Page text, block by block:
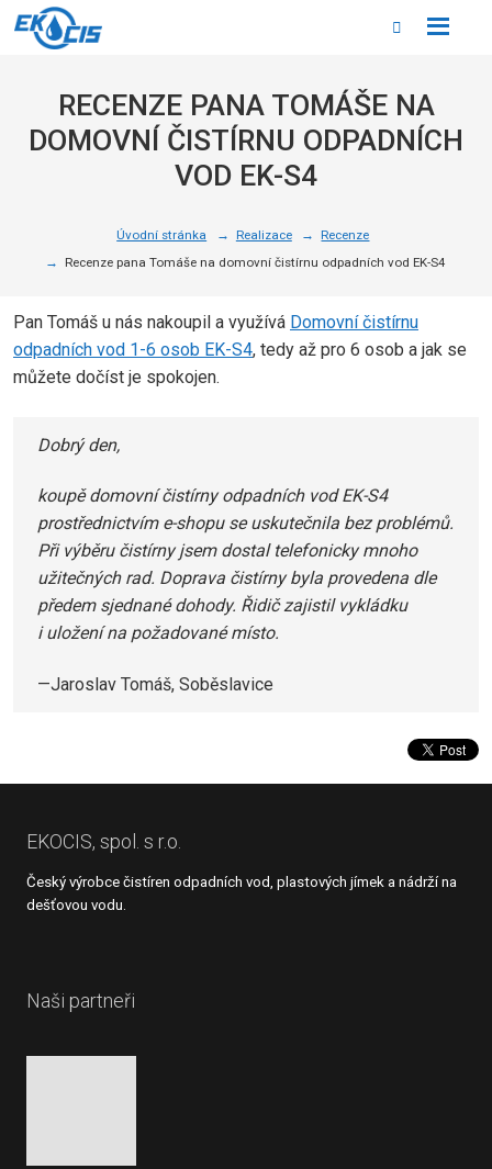
RECENZE PANA TOMÁŠE NA
DOMOVNÍ ČISTÍRNU ODPADNÍCH
VOD EK-S4
Úvodní stránka Realizace
Recenze
Recenze pana Tomáše na domovní čistírnu odpadních vod EK-S4
Pan Tomáš u nás nakoupil a využívá Domovní čistírnu
odpadních vod 1-6 osob EK-S4, tedy až pro 6 osob a jak se
můžete dočíst je spokojen.
Dobrý den,
koupě domovní čistírny odpadních vod EK-S4
prostřednictvím e-shopu se uskutečnila bez problémů.
Při výběru čistírny jsem dostal telefonicky mnoho
užitečných rad. Doprava čistírny byla provedena dle
předem sjednané dohody. Řidič zajistil vykládku
i uložení na požadované místo.
Jaroslav Tomáš, Soběslavice
EKOCIS, spol. s r.o.
Český výrobce čistíren odpadních vod, plastových jímek a nádrží na
dešťovou vodu.
Naši partneři